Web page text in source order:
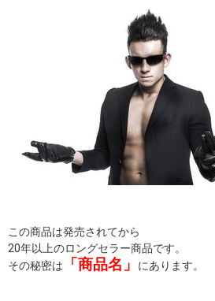
この商品は発売されてから
20年以上のロングセラー商品です。
その秘密は
「商品名」 にあります。